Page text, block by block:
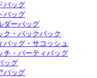
バッグ
バッグ
ダーバッグ
ク・バックパック
バッグ・サコッシュ
チ・パーティバッグ
ッグ
バッグ